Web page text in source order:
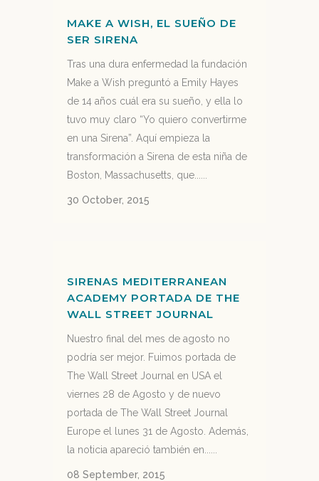
MAKE A WISH, EL SUEÑO DE
SER SIRENA
Tras una dura enfermedad la fundación
Make a Wish preguntó a Emily Hayes
de 14 años cuál era su sueño, y ella lo
tuvo muy claro “Yo quiero convertirme
en una Sirena”. Aquí empieza la
transformación a Sirena de esta niña de
Boston, Massachusetts, que......
30 October, 2015
SIRENAS MEDITERRANEAN
ACADEMY PORTADA DE THE
WALL STREET JOURNAL
Nuestro final del mes de agosto no
podría ser mejor. Fuimos portada de
The Wall Street Journal en USA el
viernes 28 de Agosto y de nuevo
portada de The Wall Street Journal
Europe el lunes 31 de Agosto. Además,
la noticia apareció también en......
08 September, 2015